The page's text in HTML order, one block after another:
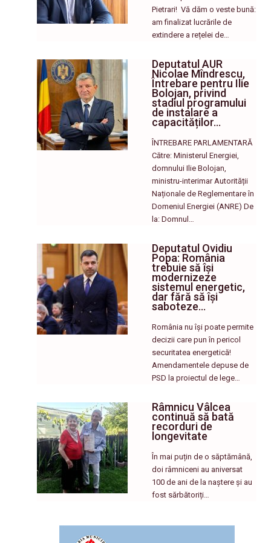
Pietrari! ​ Vă dăm o veste bună:
am finalizat lucrările de
extindere a rețelei de…
Deputatul AUR
Nicolae Mîndrescu,
Întrebare pentru Ilie
Bolojan, privind
stadiul programului
de instalare a
capacităților…
ÎNTREBARE PARLAMENTARĂ
Către: Ministerul Energiei,
domnului Ilie Bolojan,
ministru-interimar Autorității
Naționale de Reglementare în
Domeniul Energiei (ANRE) De
la: Domnul…
Deputatul Ovidiu
Popa: România
trebuie să își
modernizeze
sistemul energetic,
dar fără să își
saboteze…
România nu își poate permite
decizii care pun în pericol
securitatea energetică!
Amendamentele depuse de
PSD la proiectul de lege…
Râmnicu Vâlcea
continuă să bată
recorduri de
longevitate
În mai puțin de o săptămână,
doi râmniceni au aniversat
100 de ani de la naștere și au
fost sărbătoriți…